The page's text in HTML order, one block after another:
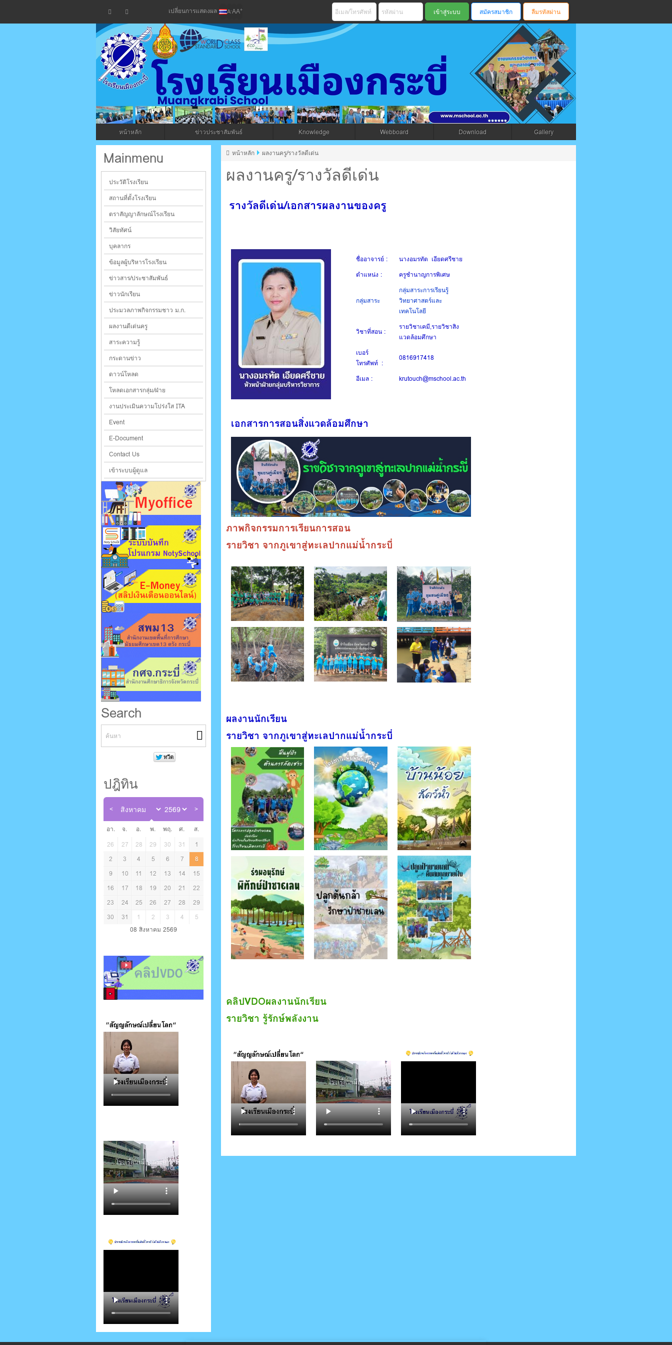
เปลี่ยนการแสดงผล A-AA+ สมัครสมาชิก ลืมรหัสผ่าน
โรงเรียนเมืองกระบี่ สพม ตรัง
กระบี่
ระบบบริหารจัดการเว็บไซต์ (CMS) ด้วย Ajax โดยคนไทย
หน้าหลัก ข่าวประชาสัมพันธ์ Knowledge Webboard Download Gallery
ผลงานครู/รางวัลดีเด่น
หน้าหลัก ผลงานครู/รางวัลดีเด่น
รางวัลดีเด่น/เอกสารผลงานของครู
ชื่ออาจารย์ :
นางอมรทัต เอียดศรีชาย
ตำแหน่ง :
ครูชำนาญการพิเศษ
กลุ่มสาระ
กลุ่มสาระการเรียนรู้
วิทยาศาสตร์และ
เทคโนโลยี
วิชาที่สอน :
รายวิชาเคมี,รายวิชาสิง
แวดล้อมศึกษา
เบอร์
โทรศัพท์ :
0816917418
อีเมล : krutouch@mschool.ac.th
เอกสารการสอนสิ่งแวดล้อมศึกษา
ภาพกิจกรรมการเรียนการสอน
รายวิชา จากภูเขาสู่ทะเลปากแม่น้ำกระบี่
ผลงานนักเรียน
รายวิชา จากภูเขาสู่ทะเลปากแม่น้ำกระบี่
คลิปVDOผลงานนักเรียน
รายวิชา รู้รักษ์พลังงาน
Mainmenu
ประวัติโรงเรียน
สถานที่ตั้งโรงเรียน
ตราสัญญาลักษณ์โรงเรียน
วิสัยทัศน์
บุคลากร
ข้อมูลผู้บริหารโรงเรียน
ข่าวสาร/ประชาสัมพันธ์
ข่าวนักเรียน
ประมวลภาพกิจกรรมชาว ม.ก.
ผลงานดีเด่นครู
สาระความรู้
กระดานข่าว
ดาวน์โหลด
โหลดเอกสารกลุ่ม/ฝ่าย
งานประเมินความโปร่งใส ITA
Event
E-Document
Contact Us
เข้าระบบผู้ดูแล
Search
ปฎิทิน
อา. จ. อ. พ. พฤ. ศ.
ส.
26
27 28 29 30 31
1
2
3 4 5 6 7
8
9
10 11 12 13 14
15
16
17 18 19 20 21
22
23
24 25 26 27 28
29
30
31 1 2 3 4
5
08 สิงหาคม 2569